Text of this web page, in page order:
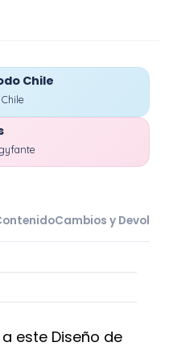
Chile
Cambios y
este Diseño de